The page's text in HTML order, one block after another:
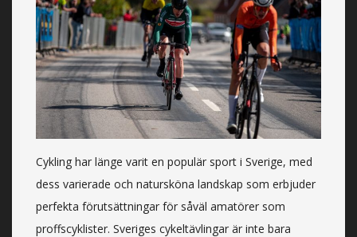
Cykling har länge varit en populär sport i Sverige, med
dess varierade och natursköna landskap som erbjuder
perfekta förutsättningar för såväl amatörer som
proffscyklister. Sveriges cykeltävlingar är inte bara